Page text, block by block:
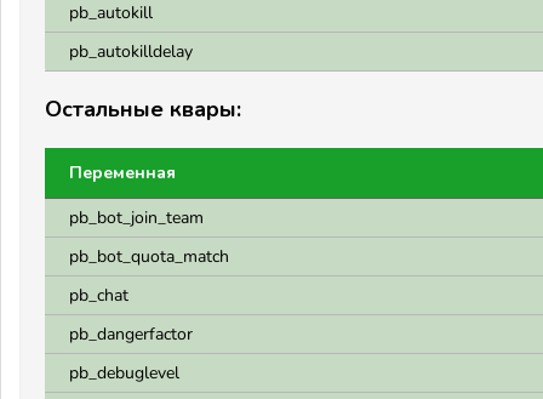
pb_autokill
pb_autokilldelay
Остальные квары:
Переменная
pb_bot_join_team
pb_bot_quota_match
pb_chat
pb_dangerfactor
pb_debuglevel